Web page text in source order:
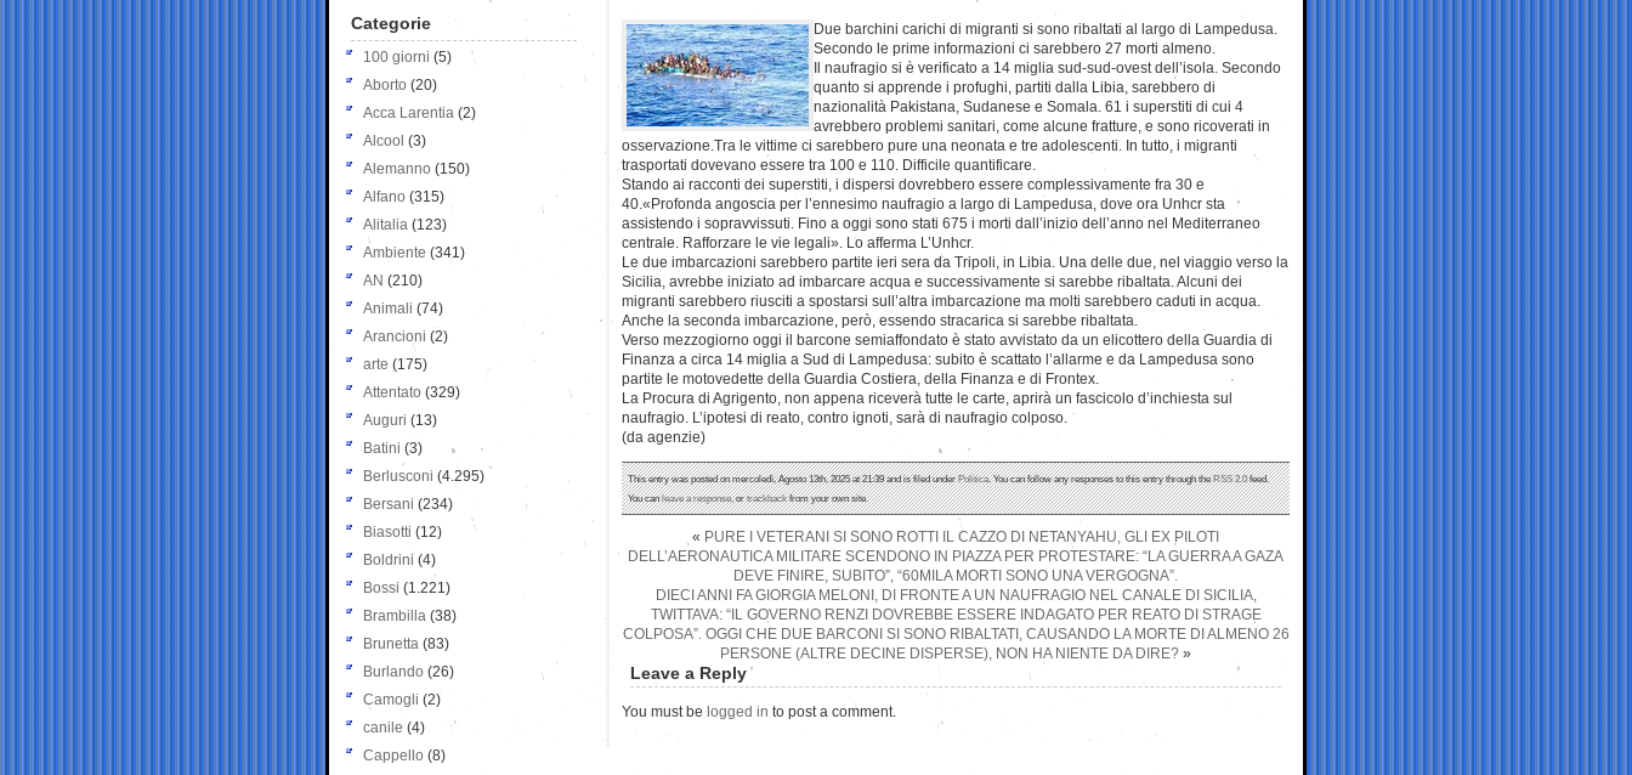
Due barchini carichi di migranti si sono ribaltati al largo di Lampedusa.
Secondo le prime informazioni ci sarebbero 27 morti almeno.
Il naufragio si è verificato a 14 miglia sud-sud-ovest dell’isola. Secondo
quanto si apprende i profughi, partiti dalla Libia, sarebbero di
nazionalità Pakistana, Sudanese e Somala. 61 i superstiti di cui 4
avrebbero problemi sanitari, come alcune fratture, e sono ricoverati in
osservazione.Tra le vittime ci sarebbero pure una neonata e tre adolescenti. In tutto, i migranti
trasportati dovevano essere tra 100 e 110. Difficile quantificare.
Stando ai racconti dei superstiti, i dispersi dovrebbero essere complessivamente fra 30 e
40.«Profonda angoscia per l’ennesimo naufragio a largo di Lampedusa, dove ora Unhcr sta
assistendo i sopravvissuti. Fino a oggi sono stati 675 i morti dall’inizio dell’anno nel Mediterraneo
centrale. Rafforzare le vie legali». Lo afferma L’Unhcr.
Le due imbarcazioni sarebbero partite ieri sera da Tripoli, in Libia. Una delle due, nel viaggio verso la
Sicilia, avrebbe iniziato ad imbarcare acqua e successivamente si sarebbe ribaltata. Alcuni dei
migranti sarebbero riusciti a spostarsi sull’altra imbarcazione ma molti sarebbero caduti in acqua.
Anche la seconda imbarcazione, però, essendo stracarica si sarebbe ribaltata.
Verso mezzogiorno oggi il barcone semiaffondato è stato avvistato da un elicottero della Guardia di
Finanza a circa 14 miglia a Sud di Lampedusa: subito è scattato l’allarme e da Lampedusa sono
partite le motovedette della Guardia Costiera, della Finanza e di Frontex.
La Procura di Agrigento, non appena riceverà tutte le carte, aprirà un fascicolo d’inchiesta sul
naufragio. L’ipotesi di reato, contro ignoti, sarà di naufragio colposo.
(da agenzie)
This entry was posted on mercoledì, Agosto 13th, 2025 at 21:39 and is filed underPolitica. You can follow any responses to this entry through theRSS 2.0feed.
You canleave a response, ortrackbackfrom your own site.
« PURE I VETERANI SI SONO ROTTI IL CAZZO DI NETANYAHU, GLI EX PILOTI
DELL’AERONAUTICA MILITARE SCENDONO IN PIAZZA PER PROTESTARE: “LA GUERRA A GAZA
DEVE FINIRE, SUBITO”, “60MILA MORTI SONO UNA VERGOGNA”.
DIECI ANNI FA GIORGIA MELONI, DI FRONTE A UN NAUFRAGIO NEL CANALE DI SICILIA,
TWITTAVA: “IL GOVERNO RENZI DOVREBBE ESSERE INDAGATO PER REATO DI STRAGE
COLPOSA”. OGGI CHE DUE BARCONI SI SONO RIBALTATI, CAUSANDO LA MORTE DI ALMENO 26
PERSONE (ALTRE DECINE DISPERSE), NON HA NIENTE DA DIRE? »
Leave a Reply
You must be logged in to post a comment.
Categorie
100 giorni (5)
Aborto (20)
Acca Larentia (2)
Alcool (3)
Alemanno (150)
Alfano (315)
Alitalia (123)
Ambiente (341)
AN (210)
Animali (74)
Arancioni (2)
arte (175)
Attentato (329)
Auguri (13)
Batini (3)
Berlusconi (4.295)
Bersani (234)
Biasotti (12)
Boldrini (4)
Bossi (1.221)
Brambilla (38)
Brunetta (83)
Burlando (26)
Camogli (2)
canile (4)
Cappello (8)